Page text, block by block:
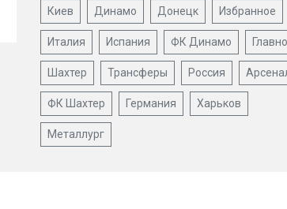
Киев Динамо Донецк Избранное
Италия Испания ФК Динамо
Шахтер Трансферы Россия
ФК Шахтер Германия Харьков
Металлург